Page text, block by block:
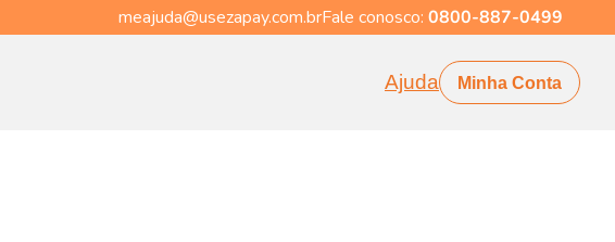
meajuda@usezapay.com.brFale conosco: 0800-887-0499
Ajuda Minha Conta